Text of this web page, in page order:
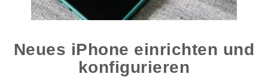
Neues iPhone einrichten und
konfigurieren